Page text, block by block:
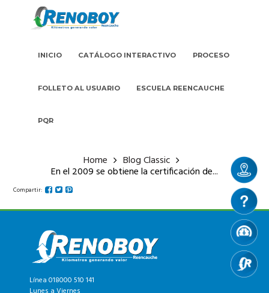
INICIO CATÁLOGO INTERACTIVO PROCESO
FOLLETO AL USUARIO ESCUELA REENCAUCHE
PQR
Home Blog Classic
En el 2009 se obtiene la certificación de...
Compartir:
Línea 018000 510 141